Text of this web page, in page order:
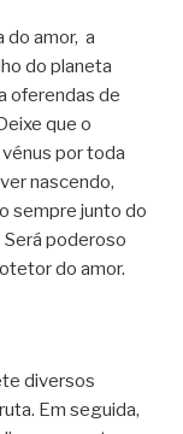
do amor, a
do planeta
oferendas de
que o
por toda
nascendo,
sempre junto do
poderoso
do amor.
diversos
Em seguida,